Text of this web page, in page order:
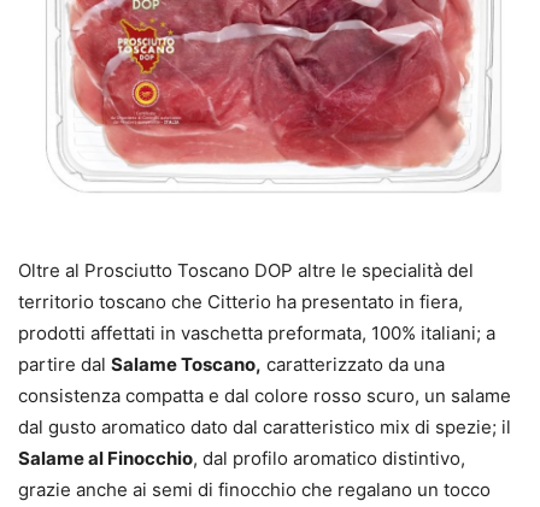
Oltre al Prosciutto Toscano DOP altre le specialità del
territorio toscano che Citterio ha presentato in fiera,
prodotti affettati in vaschetta preformata, 100% italiani; a
partire dal Salame Toscano, caratterizzato da una
consistenza compatta e dal colore rosso scuro, un salame
dal gusto aromatico dato dal caratteristico mix di spezie; il
Salame al Finocchio, dal profilo aromatico distintivo,
grazie anche ai semi di finocchio che regalano un tocco